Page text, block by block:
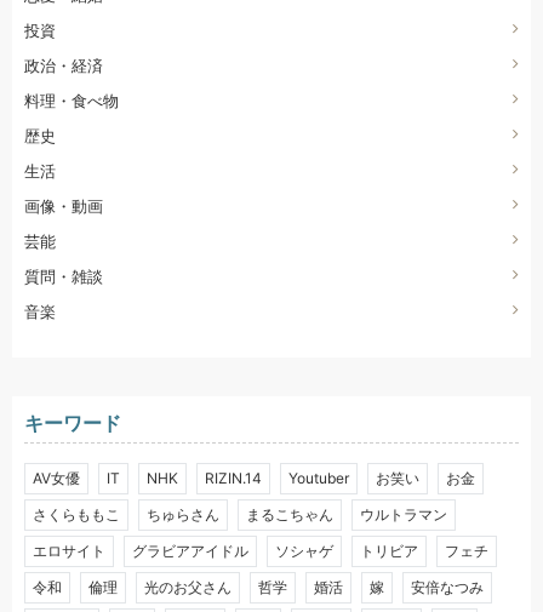
投資
政治・経済
料理・食べ物
歴史
生活
画像・動画
芸能
質問・雑談
音楽
キーワード
AV女優 IT NHK RIZIN.14 Youtuber お笑い
お金
さくらももこ
ちゅらさん まるこちゃん
ウルトラマン
エロサイト
グラビアアイドル ソシャゲ トリビア
フェチ
令和
倫理 光のお父さん 哲学 婚活 嫁
安倍なつみ